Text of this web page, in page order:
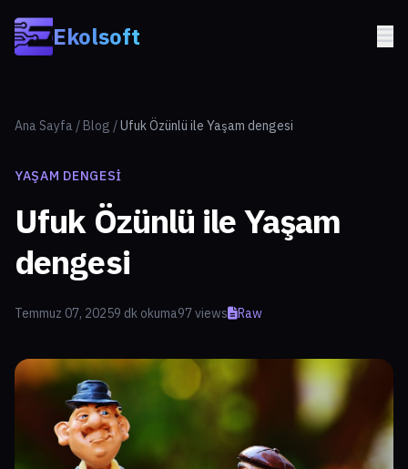
Ekolsoft
Ana Sayfa / Blog /Ufuk Özünlü ile Yaşam dengesi
YAŞAM DENGESI
Ufuk Özünlü ile Yaşam
dengesi
Temmuz 07, 20259 dk okuma97 views Raw